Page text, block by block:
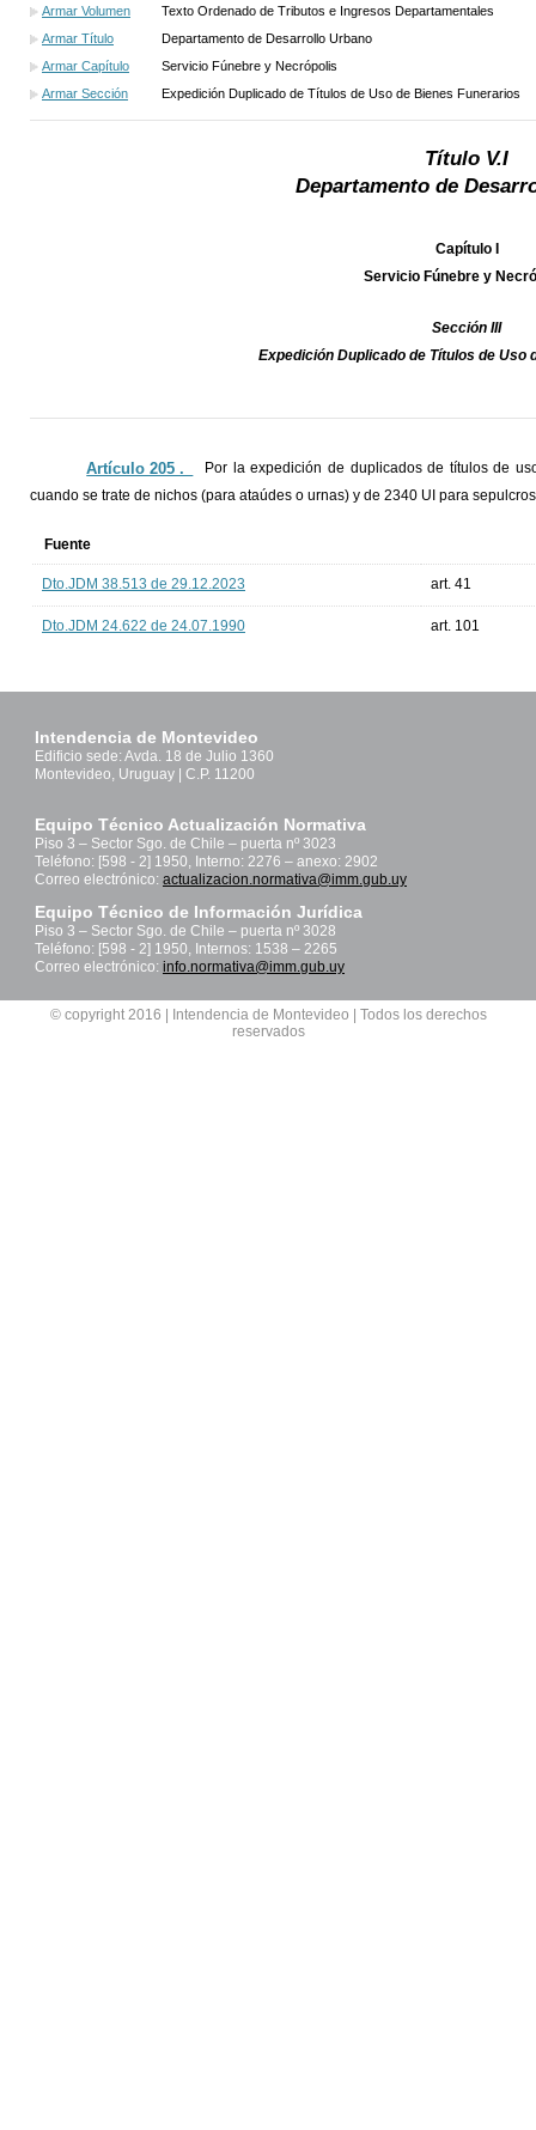
Armar Volumen
Texto Ordenado de Tributos e Ingresos Departamentales
Armar Título
Departamento de Desarrollo Urbano
Armar Capítulo
Servicio Fúnebre y Necrópolis
Armar Sección
Expedición Duplicado de Títulos de Uso de Bienes Funerarios
Título V.I
Departamento de
Capítulo I
Servicio Fúnebre y
Sección III
Expedición Duplicado de Títulos de Uso
Artículo 205 ._
Por la expedición de duplicados de títulos de
cuando se trate de nichos (para ataúdes o urnas) y de 2340 UI para
Fuente
Dto.JDM 38.513 de 29.12.2023 art. 41
Dto.JDM 24.622 de 24.07.1990 art. 101
Intendencia de Montevideo
Edificio sede: Avda. 18 de Julio 1360
Montevideo, Uruguay | C.P. 11200
Equipo Técnico Actualización Normativa
Piso 3 – Sector Sgo. de Chile – puerta nº 3023
Teléfono: [598 - 2] 1950, Interno: 2276 – anexo: 2902
Correo electrónico: actualizacion.normativa@imm.gub.uy
Equipo Técnico de Información Jurídica
Piso 3 – Sector Sgo. de Chile – puerta nº 3028
Teléfono: [598 - 2] 1950, Internos: 1538 – 2265
Correo electrónico: info.normativa@imm.gub.uy
© copyright 2016 | Intendencia de Montevideo | Todos los derechos
reservados